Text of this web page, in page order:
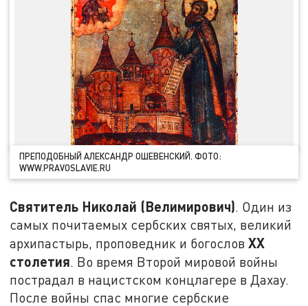
ПРЕПОДОБНЫЙ АЛЕКСАНДР ОШЕВЕНСКИЙ. ФОТО:
WWW.PRAVOSLAVIE.RU
Святитель Николай (Велимирович). Один из
самых почитаемых сербских святых, великий
архипастырь, проповедник и богословXX
столетия. Во время Второй мировой войны
пострадал в нацистском концлагере в Дахау.
После войны спас многие сербские